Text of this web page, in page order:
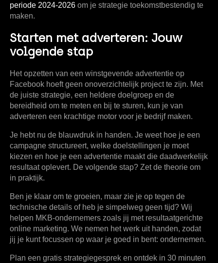
periode 2024-2026 om je strategie toekomstbestendig te
maken.
Starten met adverteren: Jouw
volgende stap
Het opzetten van een winstgevende advertentie op
Facebook hoeft geen onoverzichtelijk project te zijn. Met
de juiste strategie, een heldere doelgroep en de
bereidheid om te meten en bij te sturen, kun je van
adverteren een krachtige motor voor je bedrijf maken.
Je hebt nu de blauwdruk in handen. Je weet hoe je een
campagne structureert, welke doelstellingen je moet
kiezen en hoe je een advertentie maakt die daadwerkelijk
resultaat oplevert. De volgende stap? Zet de theorie om
in praktijk.
Ben je klaar om te groeien, maar zie je op tegen de
technische details of heb je simpelweg geen tijd? Wij
helpen MKB-ondernemers zoals jij met resultaatgerichte
online marketing. We nemen het werk uit handen, zodat
jij je kunt focussen op waar je goed in bent: ondernemen.
Plan een gratis strategiegesprek en ontdek in 30 minuten